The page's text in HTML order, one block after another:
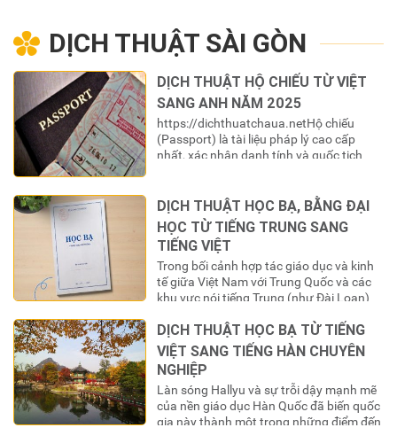
DỊCH THUẬT SÀI GÒN
DỊCH THUẬT HỘ CHIẾU TỪ VIỆT
SANG ANH NĂM 2025
https://dichthuatchaua.netHộ chiếu
(Passport) là tài liệu pháp lý cao cấp
nhất, xác nhận danh tính và quốc tịch
“chìa khóa” để mở ra cánh cửa thế
giới. Tuy nhiên, để “chìa khóa” này có giá
trị sử dụng trong các hệ thống…
DỊCH THUẬT HỌC BẠ, BẰNG ĐẠI
HỌC TỪ TIẾNG TRUNG SANG
TIẾNG VIỆT
Trong bối cảnh hợp tác giáo dục và kinh
tế giữa Việt Nam với Trung Quốc và các
khu vực nói tiếng Trung (như Đài Loan)
Việt Nam chọn đây là điểm đến học tập
không ngừng tăng lên. Khi hoàn thành
chương trình học, một…
DỊCH THUẬT HỌC BẠ TỪ TIẾNG
VIỆT SANG TIẾNG HÀN CHUYÊN
NGHIỆP
Làn sóng Hallyu và sự trỗi dậy mạnh mẽ
của nền giáo dục Hàn Quốc đã biến quốc
gia này thành một trong những điểm đến